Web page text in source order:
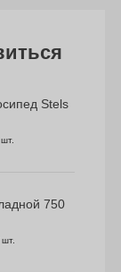
Stels
750
шт.